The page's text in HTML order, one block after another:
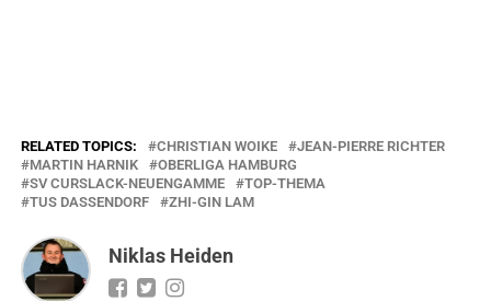
RELATED TOPICS: CHRISTIAN WOIKE
JEAN-PIERRE RICHTER
MARTIN HARNIK
OBERLIGA HAMBURG
SV CURSLACK-NEUENGAMME
TOP-THEMA
TUS DASSENDORF
ZHI-GIN LAM
Niklas Heiden